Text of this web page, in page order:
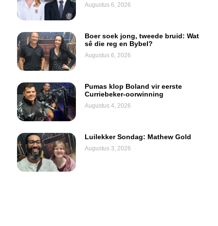
Augustus 6, 2026
Boer soek jong, tweede bruid: Wat
sê die reg en Bybel?
Augustus 6, 2026
Pumas klop Boland vir eerste
Curriebeker-oorwinning
Augustus 4, 2026
Luilekker Sondag: Mathew Gold
Augustus 3, 2026